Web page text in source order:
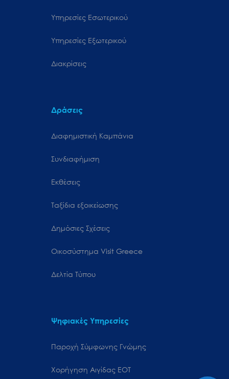
Υπηρεσίες Εσωτερικού
Υπηρεσίες Εξωτερικού
Διακρίσεις
Δράσεις
Διαφημιστική Καμπάνια
Συνδιαφήμιση
Εκθέσεις
Ταξίδια εξοικείωσης
Δημόσιες Σχέσεις
Oικοσύστημα Visit Greece
Δελτία Τύπου
Ψηφιακές Υπηρεσίες
Παροχή Σύμφωνης Γνώμης
Χορήγηση Αιγίδας ΕΟΤ